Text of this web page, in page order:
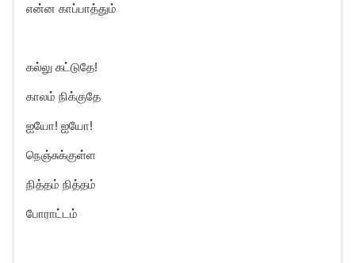
என்ன காப்பாத்தும்
கல்லு கட்டுதே!
காலம் நிக்குதே
ஐயோ! ஐயோ!
நெஞ்சுக்குள்ள
நித்தம் நித்தம்
போராட்டம்